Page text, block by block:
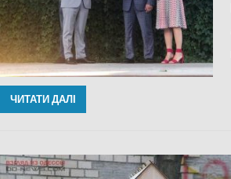
ЧИТАТИ ДАЛІ